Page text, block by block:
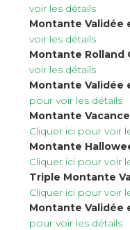
voir les détails
Montante Validée
voir les détails
Montante Rolland
voir les détails
Montante Validée
pour voir les détails
Montante
Cliquer ici pour voir
Montante
Cliquer ici pour voir
Triple Montante
Cliquer ici pour voir
Montante Validée
pour voir les détails